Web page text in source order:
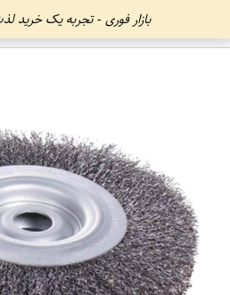
بازار فوری - تجربه یک